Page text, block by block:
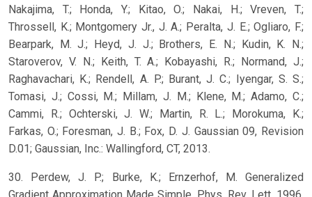
Nakajima, T.; Honda, Y.; Kitao, O.; Nakai, H.; Vreven, T.;
Throssell, K.; Montgomery Jr., J. A.; Peralta, J. E.; Ogliaro, F.;
Bearpark, M. J.; Heyd, J. J.; Brothers, E. N.; Kudin, K. N.;
Staroverov, V. N.; Keith, T. A.; Kobayashi, R.; Normand, J.;
Raghavachari, K.; Rendell, A. P.; Burant, J. C.; Iyengar, S. S.;
Tomasi, J.; Cossi, M.; Millam, J. M.; Klene, M.; Adamo, C.;
Cammi, R.; Ochterski, J. W.; Martin, R. L.; Morokuma, K.;
Farkas, O.; Foresman, J. B.; Fox, D. J. Gaussian 09, Revision
D.01; Gaussian, Inc.: Wallingford, CT, 2013.
30. Perdew, J. P.; Burke, K.; Ernzerhof, M. Generalized
Gradient Approximation Made Simple. Phys. Rev. Lett. 1996,